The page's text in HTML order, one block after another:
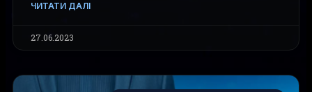
ЧИТАТИ ДАЛІ
27.06.2023